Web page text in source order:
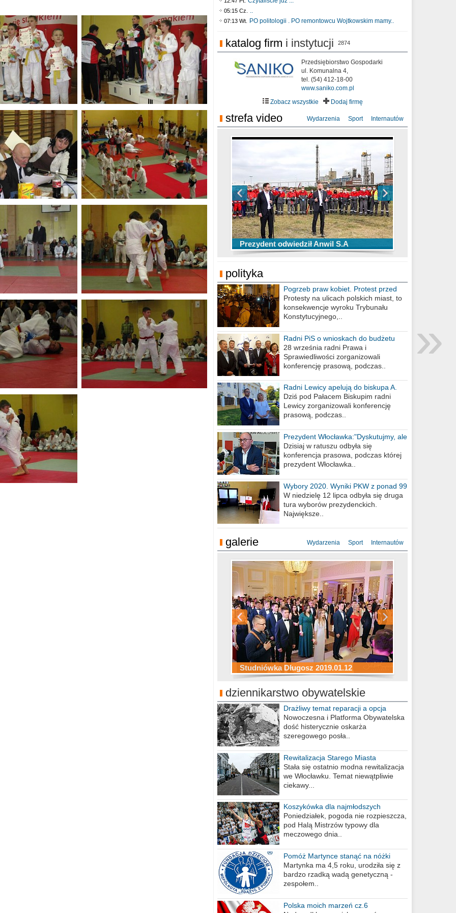
05:15 Cz. ..
07:13 Wt. PO politologii . PO remontowcu Wojtkowskim mamy..
katalog firm i instytucji 2874
Przedsiębiorstwo Gospodarki
ul. Komunalna 4,
tel. (54) 412-18-00
www.saniko.com.pl
Zobacz wszystkie
Dodaj firmę
strefa video Wydarzenia Sport Internautów
Prezydent odwiedził Anwil S.A
TOP 10 przechwytów Anwilu Włocławek
w EBL w sezonie 2019/2020
TOP 5 rzutów Anwilu Włocławek w BCL
w sezonie 2019/2020
Ni To Ponk - W oczach mamy strach
sixf33t .Last Year DRONE FOOTAGE
Włocławek
XXIII Sesja Rady Miasta Włocławek VIII
kadencji w dniu 09.06.2020 r.
polityka
Pogrzeb praw kobiet. Protest przed
biurem poselskim PiS
Protesty na ulicach polskich miast, to
konsekwencje wyroku Trybunału
Konstytucyjnego,..
Radni PiS o wnioskach do budżetu
miasta na 2021 rok
28 września radni Prawa i
Sprawiedliwości zorganizowali
konferencję prasową, podczas..
Radni Lewicy apelują do biskupa A.
Wiesława Meringa
Dziś pod Pałacem Biskupim radni
Lewicy zorganizowali konferencję
prasową, podczas..
Prezydent Włocławka:"Dyskutujmy, ale
nie obrażajmy się”
Dzisiaj w ratuszu odbyła się
konferencja prasowa, podczas której
prezydent Włocławka..
Wybory 2020. Wyniki PKW z ponad 99
procent obwodów
W niedzielę 12 lipca odbyła się druga
tura wyborów prezydenckich.
Największe..
galerie Wydarzenia Sport Internautów
Studniówka Długosz 2019.01.12
ZS Budowlanych 2019.01.12
Studniówka LZK 2019.01.11
Studniówka Kopernik 2019.01.11
Studniówka LMK 2019.01.05
Studniówka ZS Ekonomicznych
2019.01.05
dziennikarstwo obywatelskie
Drażliwy temat reparacji a opcja
berlińska
Nowoczesna i Platforma Obywatelska
dość histerycznie oskarża
szeregowego posła..
Rewitalizacja Starego Miasta
Stała się ostatnio modna rewitalizacja
we Włocławku. Temat niewątpliwie
ciekawy...
Koszykówka dla najmłodszych
Poniedziałek, pogoda nie rozpieszcza,
pod Halą Mistrzów typowy dla
meczowego dnia..
Pomóż Martynce stanąć na nóżki
Martynka ma 4,5 roku, urodziła się z
bardzo rzadką wadą genetyczną -
zespołem..
Polska moich marzeń cz.6
»